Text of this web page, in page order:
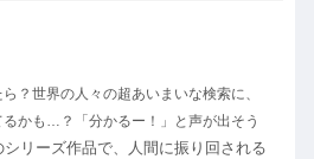
？世界の人々の超あいまいな検索に、
かも…？「分かるー！」と声が出そう
シリーズ作品で、人間に振り回される